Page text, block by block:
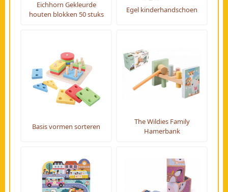
Eichhorn Gekleurde
houten blokken 50 stuks
Egel kinderhandschoen
Basis vormen sorteren
The Wildies Family
Hamerbank